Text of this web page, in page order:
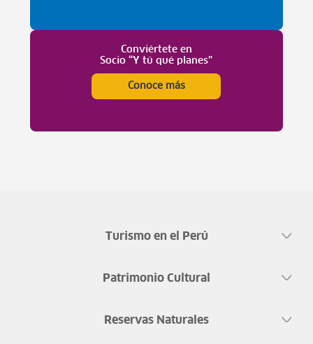
Conviértete en
Socio “Y tú qué planes”
Conoce más
Turismo en el Perú
Patrimonio Cultural
Reservas Naturales